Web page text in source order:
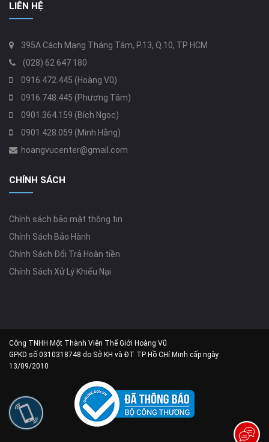
LIÊN HỆ
395A Cách Mạng Tháng Tám, P.13, Q.10, TP HCM
(028) 62 647 180
0916.472.445 (Hoàng Vũ)
0916.748.445 (Phương Tâm)
0901.364.159 (Bích Ngọc)
0901.428.059 (Minh Hằng)
hoangvucenter@gmail.com
CHÍNH SÁCH
Chính sách bảo mật thông tin
Chính Sách Bảo Hành
Chính Sách Đổi Trả Hoàn tiền
Chính Sách Xử Lý Khiếu Nại
Công TNHH Một Thành Viên Thế Giới Hoàng Vũ
GPKD số 0310318748 do Sở KH và ĐT TP Hồ CHí Minh cấp ngày
13/09/2010